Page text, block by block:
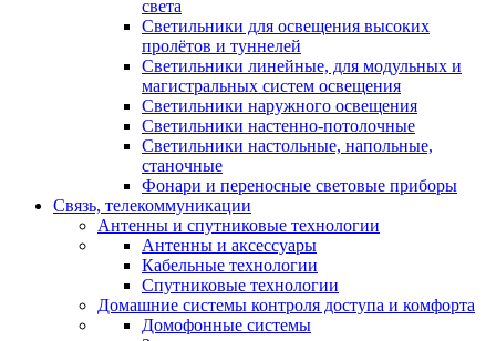
света
Светильники для освещения высоких
пролётов и туннелей
Светильники линейные, для модульных и
магистральных систем освещения
Светильники наружного освещения
Светильники настенно-потолочные
Светильники настольные, напольные,
станочные
Фонари и переносные световые приборы
Связь, телекоммуникации
Антенны и спутниковые технологии
Антенны и аксессуары
Кабельные технологии
Спутниковые технологии
Домашние системы контроля доступа и комфорта
Домофонные системы